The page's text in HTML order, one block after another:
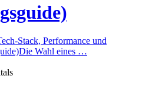
Stack, Performance und
Wahl eines …